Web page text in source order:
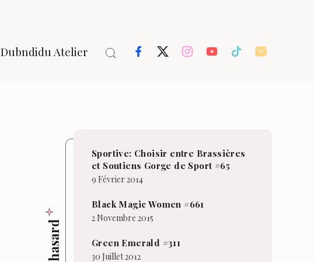
Dubndidu Atelier
Sportive: Choisir entre Brassières
et Soutiens Gorge de Sport #65
9 Février 2014
Black Magic Women #661
2 Novembre 2015
Green Emerald #311
30 Juillet 2012